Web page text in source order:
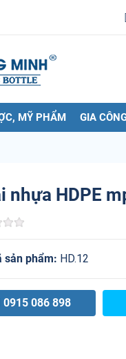
MỸ PHẨM GIA
nhựa HDPE
sản phẩm: HD.12
0915 086 898